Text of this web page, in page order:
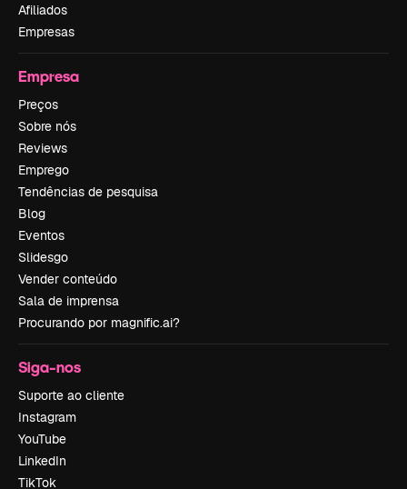
Afiliados
Empresas
Empresa
Preços
Sobre nós
Reviews
Emprego
Tendências de pesquisa
Blog
Eventos
Slidesgo
Vender conteúdo
Sala de imprensa
Procurando por magnific.ai?
Siga-nos
Suporte ao cliente
Instagram
YouTube
LinkedIn
TikTok